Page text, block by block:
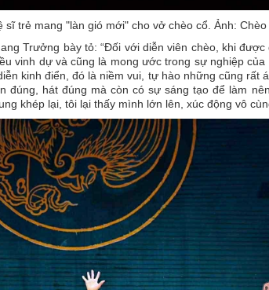
sĩ trẻ mang "làn gió mới" cho vở chèo cổ. Ảnh: Chèo
Trưởng bày tỏ: “Đối với diễn viên chèo, khi
vinh dự và cũng là mong ước trong sự nghiệp
kinh điển, đó là niềm vui, tự hào những cũng rất
đúng, hát đúng mà còn có sự sáng tạo để làm
khép lại, tôi lại thấy mình lớn lên, xúc động vô